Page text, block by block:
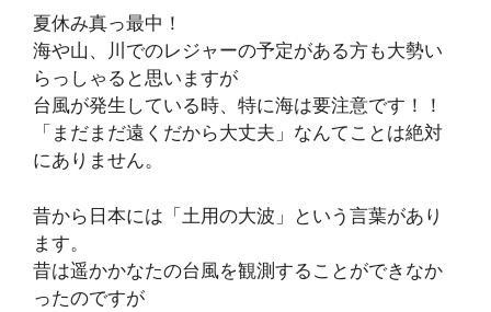
夏休み真っ最中！
海や山、川でのレジャーの予定がある方も大勢い
らっしゃると思いますが
台風が発生している時、特に海は要注意です！！
「まだまだ遠くだから大丈夫」なんてことは絶対
にありません。
昔から日本には「土用の大波」という言葉があり
ます。
昔は遥かかなたの台風を観測することができなか
ったのですが